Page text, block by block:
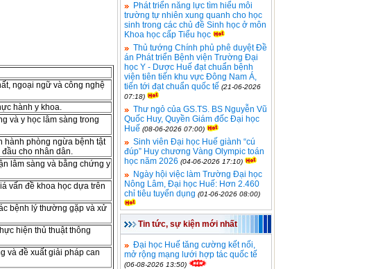
ngoại ngữ và công nghệ
hành y khoa.
và y học lâm sàng trong
hành phòng ngừa bệnh tật
cho nhân dân.
lâm sàng và bằng chứng y
vấn đề khoa học dựa trên
bệnh lý thường gặp và xử
hiện thủ thuật thông
và đề xuất giải pháp can
Phát triển năng lực tìm hiểu môi
trường tự nhiên xung quanh cho học
sinh trong các chủ đề Sinh học ở môn
Khoa học cấp Tiểu học
Thủ tướng Chính phủ phê duyệt Đề
án Phát triển Bệnh viện Trường Đại
học Y - Dược Huế đạt chuẩn bệnh
viện tiên tiến khu vực Đông Nam Á,
tiến tới đạt chuẩn quốc tế (21-06-2026
07:18)
Thư ngỏ của GS.TS. BS Nguyễn Vũ
Quốc Huy, Quyền Giám đốc Đại học
Huế (08-06-2026 07:00)
Sinh viên Đại học Huế giành “cú
đúp” Huy chương Vàng Olympic toán
học năm 2026 (04-06-2026 17:10)
Ngày hội việc làm Trường Đại học
Nông Lâm, Đại học Huế: Hơn 2.460
chỉ tiêu tuyển dụng (01-06-2026 08:00)
Tin tức, sự kiện mới nhất
Đại học Huế tăng cường kết nối,
mở rộng mạng lưới hợp tác quốc tế
(06-08-2026 13:50)